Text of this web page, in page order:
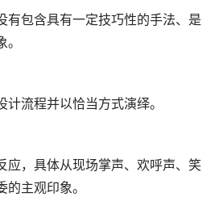
有包含具有一定技巧性的手法、是
流程并以恰当方式演绎。
应，具体从现场掌声、欢呼声、笑
主观印象。